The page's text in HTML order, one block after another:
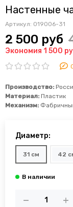
Настенные
Артикул: 019006-31
2 500 руб
Экономия 1 500
Производство:
Материал: Пластик
Механизм:
Диаметр:
31 см 42